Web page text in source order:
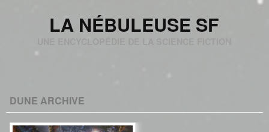
LA NÉBULEUSE SF
UNE ENCYCLOPÉDIE DE LA SCIENCE FICTION
DUNE ARCHIVE